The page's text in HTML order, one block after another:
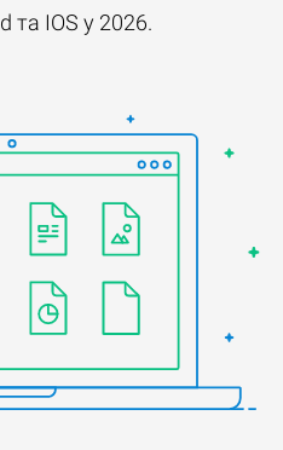
та IOS у 2026.